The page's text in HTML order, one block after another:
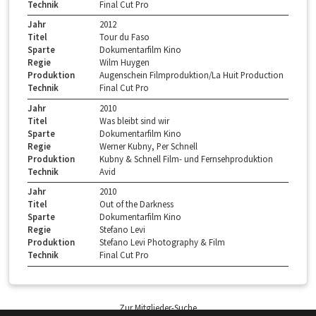
Technik
Final Cut Pro
Jahr
2012
Titel
Tour du Faso
Sparte
Dokumentarfilm Kino
Regie
Wilm Huygen
Produktion
Augenschein Filmproduktion/La Huit Production
Technik
Final Cut Pro
Jahr
2010
Titel
Was bleibt sind wir
Sparte
Dokumentarfilm Kino
Regie
Werner Kubny, Per Schnell
Produktion
Kubny & Schnell Film- und Fernsehproduktion
Technik
Avid
Jahr
2010
Titel
Out of the Darkness
Sparte
Dokumentarfilm Kino
Regie
Stefano Levi
Produktion
Stefano Levi Photography & Film
Technik
Final Cut Pro
Zur Mitglieder-Suche